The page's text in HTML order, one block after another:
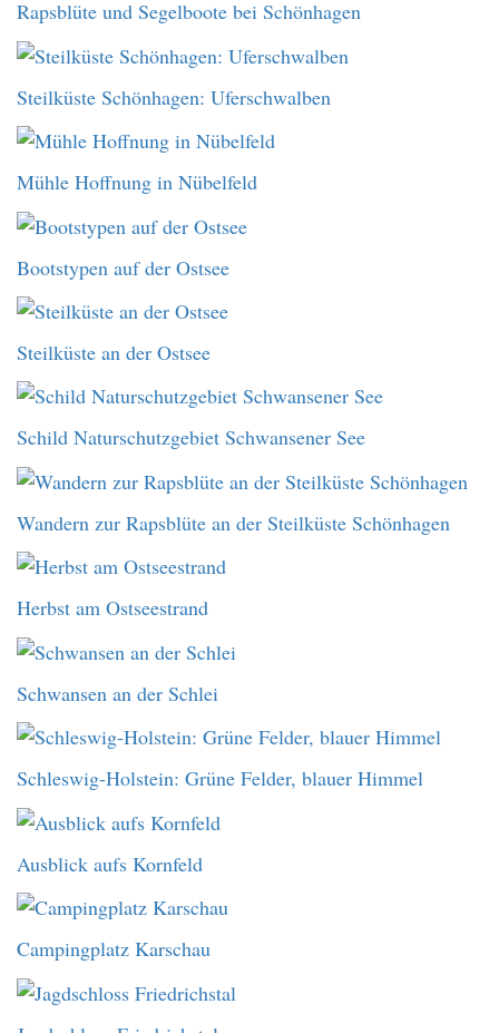
Rapsblüte und Segelboote bei Schönhagen
Steilküste Schönhagen: Uferschwalben
Mühle Hoffnung in Nübelfeld
Bootstypen auf der Ostsee
Steilküste an der Ostsee
Schild Naturschutzgebiet Schwansener See
Wandern zur Rapsblüte an der Steilküste Schönhagen
Herbst am Ostseestrand
Schwansen an der Schlei
Schleswig-Holstein: Grüne Felder, blauer Himmel
Ausblick aufs Kornfeld
Campingplatz Karschau